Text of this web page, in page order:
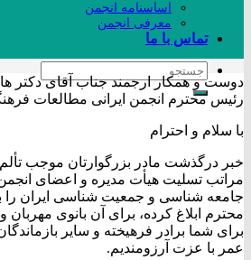
اساسنامه انجمن
معرفی انجمن
تماس با ما
دوست و همکار ارجمند جناب آقای دکتر
رئیس محترم انجمن ایرانی مطالعات
با سلام و احترام
خبر درگذشت مادر بزرگوارتان موجب
مراتب تسلیت هیأت مدیره و اعضای
جامعه شناسی و جمعیت شناسی ایران را به
محترم ابلاغ کرده، برای آن بانوی
برای شما برادر فرهیخته و سایر
عمر با عزت آرزومندیم.